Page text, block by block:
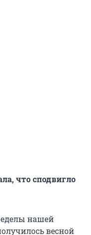
что сподвигло
нашей
весной